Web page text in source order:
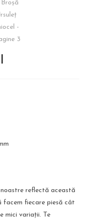
reflectă această
facem fiecare piesă cât
mici variații. Te